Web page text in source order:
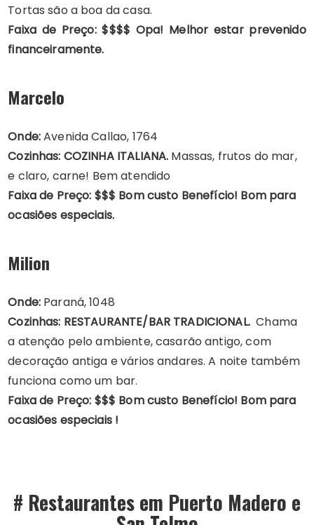
Tortas são a boa da casa.
Faixa de Preço: $$$$ Opa! Melhor estar prevenido
financeiramente.
Marcelo
Onde:Avenida Callao, 1764
Cozinhas: COZINHA ITALIANA. Massas, frutos do mar,
e claro, carne! Bem atendido
Faixa de Preço: $$$ Bom custo Benefício! Bom para
ocasiões especiais.
Milion
Onde:Paraná, 1048
Cozinhas: RESTAURANTE/BAR TRADICIONAL.Chama
a atenção pelo ambiente, casarão antigo, com
decoração antiga e vários andares. A noite também
funciona como um bar.
Faixa de Preço: $$$ Bom custo Benefício! Bom para
ocasiões especiais !
# Restaurantes em Puerto Madero e